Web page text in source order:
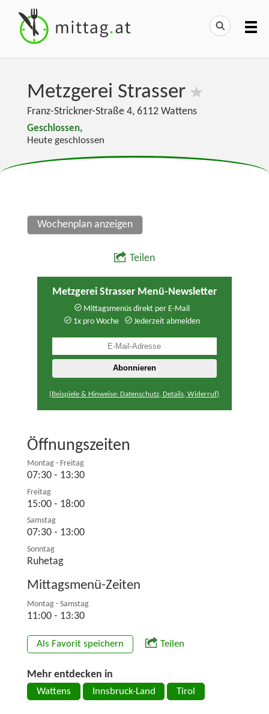
Metzgerei Strasser
Franz-Strickner-Straße 4, 6112 Wattens
Geschlossen,
Heute geschlossen
Wochenplan anzeigen
Teilen
Metzgerei Strasser Menü-Newsletter
Mittagsmenüs direkt per E-Mail
1x pro Woche
Jederzeit abmelden
(Beispiele & Hinweise: Datenschutz, Details, Widerruf)
Öffnungszeiten
Montag - Freitag
07:30 - 13:30
Freitag
15:00 - 18:00
Samstag
07:30 - 13:00
Sonntag
Ruhetag
Mittagsmenü-Zeiten
Montag - Samstag
11:00 - 13:30
Als Favorit speichern Teilen
Mehr entdecken in
Wattens Innsbruck-Land Tirol